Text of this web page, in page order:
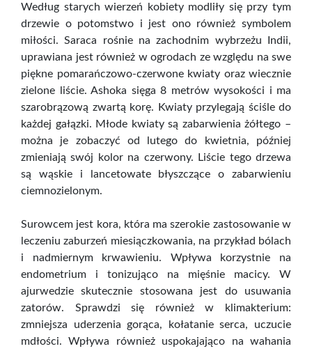
Według starych wierzeń kobiety modliły się przy tym
drzewie o potomstwo i jest ono również symbolem
miłości. Saraca rośnie na zachodnim wybrzeżu Indii,
uprawiana jest również w ogrodach ze względu na swe
piękne pomarańczowo-czerwone kwiaty oraz wiecznie
zielone liście. Ashoka sięga 8 metrów wysokości i ma
szarobrązową zwartą korę. Kwiaty przylegają ściśle do
każdej gałązki. Młode kwiaty są zabarwienia żółtego –
można je zobaczyć od lutego do kwietnia, później
zmieniają swój kolor na czerwony. Liście tego drzewa
są wąskie i lancetowate błyszczące o zabarwieniu
ciemnozielonym.
Surowcem jest kora, która ma szerokie zastosowanie w
leczeniu zaburzeń miesiączkowania, na przykład bólach
i nadmiernym krwawieniu. Wpływa korzystnie na
endometrium i tonizująco na mięśnie macicy. W
ajurwedzie skutecznie stosowana jest do usuwania
zatorów. Sprawdzi się również w klimakterium:
zmniejsza uderzenia gorąca, kołatanie serca, uczucie
mdłości. Wpływa również uspokajająco na wahania